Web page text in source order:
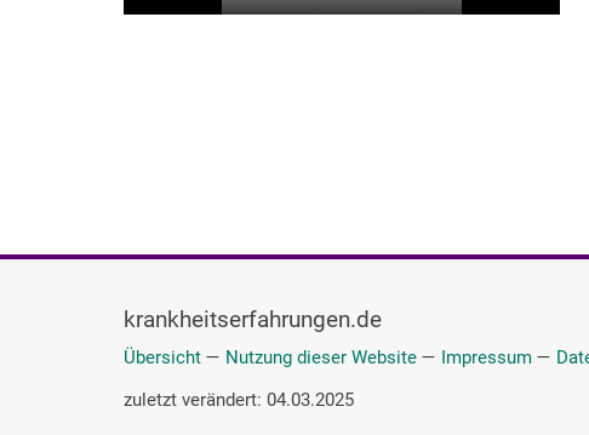
krankheitserfahrungen.de
Übersicht — Nutzung dieser Website — Impressum —
zuletzt verändert: 04.03.2025